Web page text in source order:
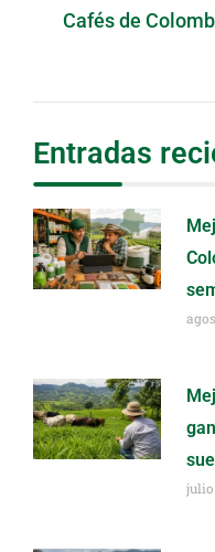
Cafés de
Entradas
julio